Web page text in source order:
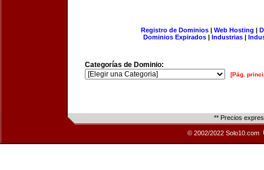
Registro de Dominios| Web Hosting |
Dominios Expirados | Industrias |
Categorías de Dominio:
[Pág.
** Precios
© 2002/2022 Solo10.com